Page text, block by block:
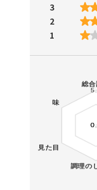
3
2
1